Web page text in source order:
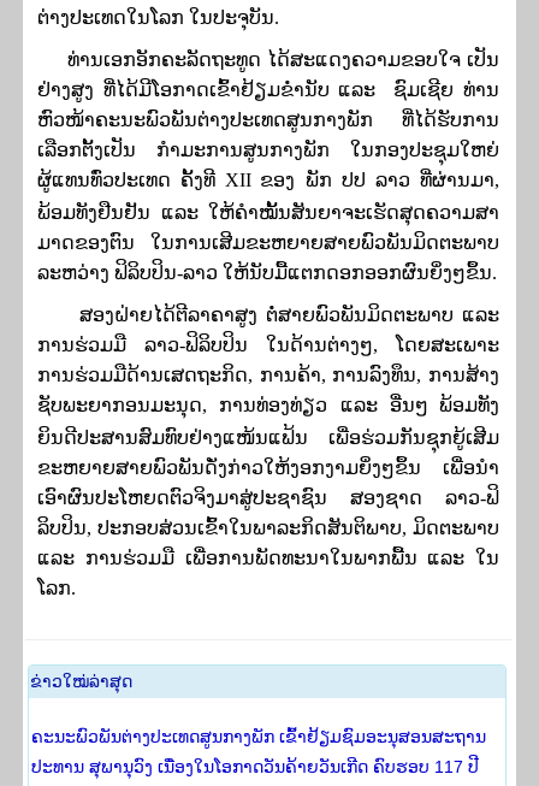
ຕ່າງປະເທດໃນໂລກ ໃນປະຈຸບັນ.
ທ່ານເອກອັກຄະລັດຖະທູດ ​ໄດ້ສະ​ແດງ​ຄວາມຂອບໃຈ ​ເປັນ​
ຢ່າງ​ສູງ ທີ່​ໄດ້​ມີ​ໂອ​ກາດ​ເຂົ້າ​ຢ້ຽມ​ຂ່ຳ​ນັບ ແລະ ຊົມເຊີຍ ​ທ່ານ
ຫົວໜ້າຄະນະພົວພັນຕ່າງປະເທດສູນກາງພັກ ທີ່ໄດ້ຮັບການ
ເລືອກຕັ້ງເປັນ ກໍາມະການສູນກາງພັກ ໃນກອງປະຊຸມໃຫຍ່
ຜູ້ແທນທົ່ວປະເທດ ຄັ້ງທີ XII ຂອງ ພັກ ປປ ລາວ ທີ່ຜ່ານມາ,
ພ້ອມທັງຢືນຢັນ ແລະ ໃຫ້ຄໍາໝັ້ນສັນຍາຈະ​ເຮັດ​ສຸດ​ຄວາມ​ສາ​
ມາດຂອງ​ຕົນ ໃນ​ການ​​ເສີມຂະຫຍາຍສາຍພົວພັນມິດຕະພາບ
ລະຫວ່າງ ຟິລິບປິນ-ລາວ ໃຫ້​​ນັບ​ມື້ແຕກດອກອອກ​ຜົນຍິ່​ງໆ​ຂຶ້ນ.
ສອງຝ່າຍໄດ້ຕີລາຄາສູງ ຕໍ່ສາຍພົວພັນມິດຕະພາບ ແລະ
ການຮ່ວມມື ລາວ-ຟິລິບປິນ ໃນດ້ານຕ່າງໆ, ໂດຍສະເພາະ
ການຮ່ວມມືດ້ານເສດຖະກິດ, ການຄ້າ, ການລົງທຶນ, ການສ້າງ
ຊັບພະຍາກອນມະນຸດ, ການທ່ອງທ່ຽວ ແລະ ອື່ນໆ ພ້ອມທັງ
ຍິນດີປະສານສົມທົບຢ່າງແໜ້ນແຟ້ນ ເພື່ອຮ່ວມກັນຊຸກຍູ້ເສີມ
ຂະຫຍາຍສາຍພົວພັນດັ່ງກ່າວໃຫ້ງອກງາມຍິ່ງໆຂຶ້ນ ເພື່ອນໍາ
ເອົາຜົນປະໂຫຍດຕົວຈິງມາສູ່ປະຊາຊົນ ສອງຊາດ ລາວ-ຟິ
ລິບປິນ, ປະກອບສ່ວນເຂົ້າໃນພາລະກິດສັນຕິພາບ, ມິດຕະພາບ
ແລະ ການຮ່ວມມື ເພື່ອການພັດທະນາໃນພາກພື້ນ ແລະ ໃນ
ໂລກ.
​ຂ່າວ​ໃໝ່​ລ່າ​ສຸດ
ຄະນະພົວພັນຕ່າງປະເທດສູນກາງພັກ ເຂົ້າຢ້ຽມຊົມອະນຸສອນສະຖານ
ປະທານ ສຸພານຸວົງ ເນື່ອງໃນໂອກາດວັນຄ້າຍວັນເກີດ ຄົບຮອບ 117 ປີ